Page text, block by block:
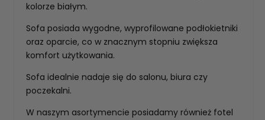
kolorze białym.
Sofa posiada wygodne, wyprofilowane podłokietniki
oraz oparcie, co w znacznym stopniu zwiększa
komfort użytkowania.
Sofa idealnie nadaje się do salonu, biura czy
poczekalni.
W naszym asortymencie posiadamy również fotel